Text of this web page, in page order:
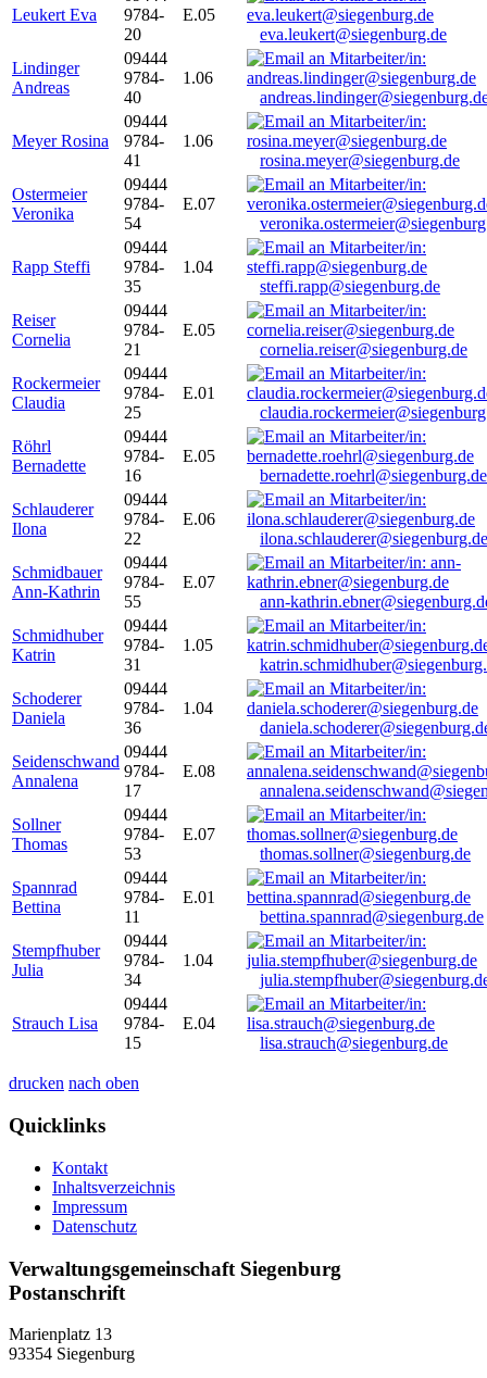
Leukert Eva
9784-
20
E.05
eva.leukert@siegenburg.de
Lindinger
Andreas
09444
9784-
40
1.06
Meyer Rosina
09444
9784-
41
1.06
rosina.meyer@siegenburg.de
Ostermeier
Veronika
09444
9784-
54
E.07
Rapp Steffi
09444
9784-
35
1.04
steffi.rapp@siegenburg.de
Reiser
Cornelia
09444
9784-
21
E.05
cornelia.reiser@siegenburg.de
Rockermeier
Claudia
09444
9784-
25
E.01
Röhrl
Bernadette
09444
9784-
16
E.05
bernadette.roehrl@siegenburg.de
Schlauderer
Ilona
09444
9784-
22
E.06
ilona.schlauderer@siegenburg.de
Schmidbauer
Ann-Kathrin
09444
9784-
55
E.07
ann-
Schmidhuber
Katrin
09444
9784-
31
1.05
Schoderer
Daniela
09444
9784-
36
1.04
Seidenschwand
Annalena
09444
9784-
17
E.08
Sollner
Thomas
09444
9784-
53
E.07
thomas.sollner@siegenburg.de
Spannrad
Bettina
09444
9784-
11
E.01
bettina.spannrad@siegenburg.de
Stempfhuber
Julia
09444
9784-
34
1.04
Strauch Lisa
09444
9784-
15
E.04
lisa.strauch@siegenburg.de
drucken nach oben
Quicklinks
Kontakt
Inhaltsverzeichnis
Impressum
Datenschutz
Verwaltungsgemeinschaft Siegenburg
Postanschrift
Marienplatz 13
93354 Siegenburg